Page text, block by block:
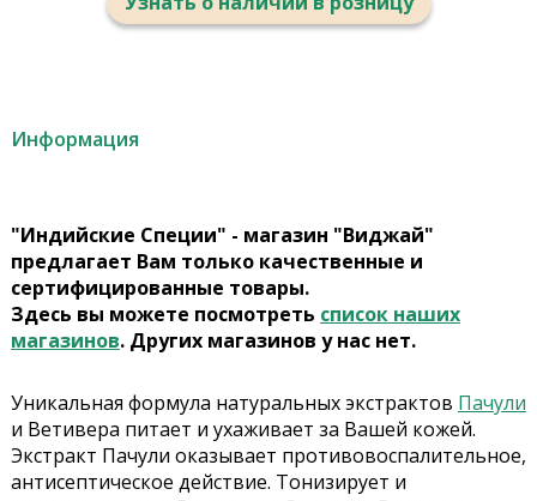
Информация
"Индийские Специи" - магазин "Виджай"
предлагает Вам только качественные и
сертифицированные товары.
Здесь вы можете посмотреть список наших
магазинов. Других магазинов у нас нет.
Уникальная формула натуральных экстрактов Пачули
и Ветивера питает и ухаживает за Вашей кожей.
Экстракт Пачули оказывает противовоспалительное,
антисептическое действие. Тонизирует и